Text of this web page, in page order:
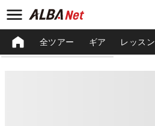
全ツアー ギア レッスン